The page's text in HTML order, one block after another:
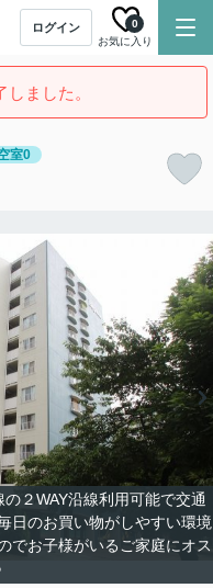
ログイン
お気に入り
0
ました。
室0
２WAY沿線利用可能で交通
日のお買い物がしやすい環境
でお子様がいるご家庭にオス